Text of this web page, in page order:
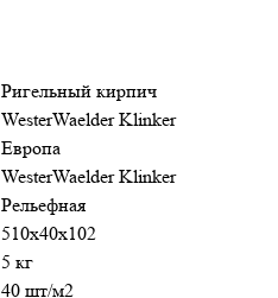
Ригельный кирпич
WesterWaelder Klinker
Европа
WesterWaelder Klinker
Рельефная
510x40x102
5 кг
40 шт/м2